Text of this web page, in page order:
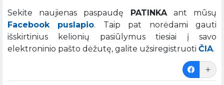
Sekite naujienas paspaudę PATINKAant mūsų
Facebook puslapio. Taip pat norėdami gauti
išskirtinius kelionių pasiūlymus tiesiai į savo
elektroninio pašto dėžutę, galite užsiregistruoti ČIA.